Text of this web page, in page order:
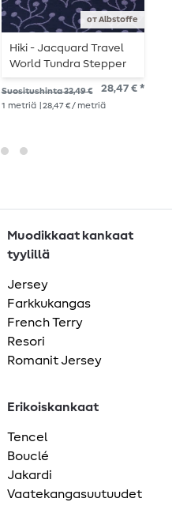
от Albstoffe
Hiki - Jacquard Travel
World Tundra Stepper
Sininen
Suositushinta 33,49 € 28,47 € *
1 metriä | 28,47 € / metriä
Muodikkaat kankaat
tyylillä
Jersey
Farkkukangas
French Terry
Resori
Romanit Jersey
Erikoiskankaat
Tencel
Bouclé
Jakardi
Vaatekangasuutuudet